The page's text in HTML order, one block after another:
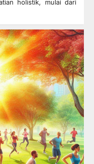
holistik, mulai dari